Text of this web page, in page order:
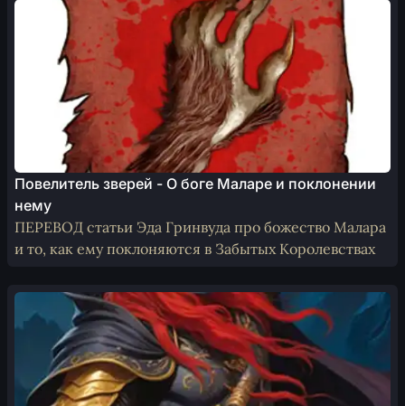
Повелитель зверей - О боге Маларе и поклонении
нему
ПЕРЕВОД статьи Эда Гринвуда про божество Малара
и то, как ему поклоняются в Забытых Королевствах